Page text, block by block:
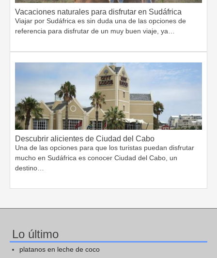
Vacaciones naturales para disfrutar en Sudáfrica
Viajar por Sudáfrica es sin duda una de las opciones de
referencia para disfrutar de un muy buen viaje, ya…
Descubrir alicientes de Ciudad del Cabo
Una de las opciones para que los turistas puedan disfrutar
mucho en Sudáfrica es conocer Ciudad del Cabo, un
destino…
Lo último
platanos en leche de coco